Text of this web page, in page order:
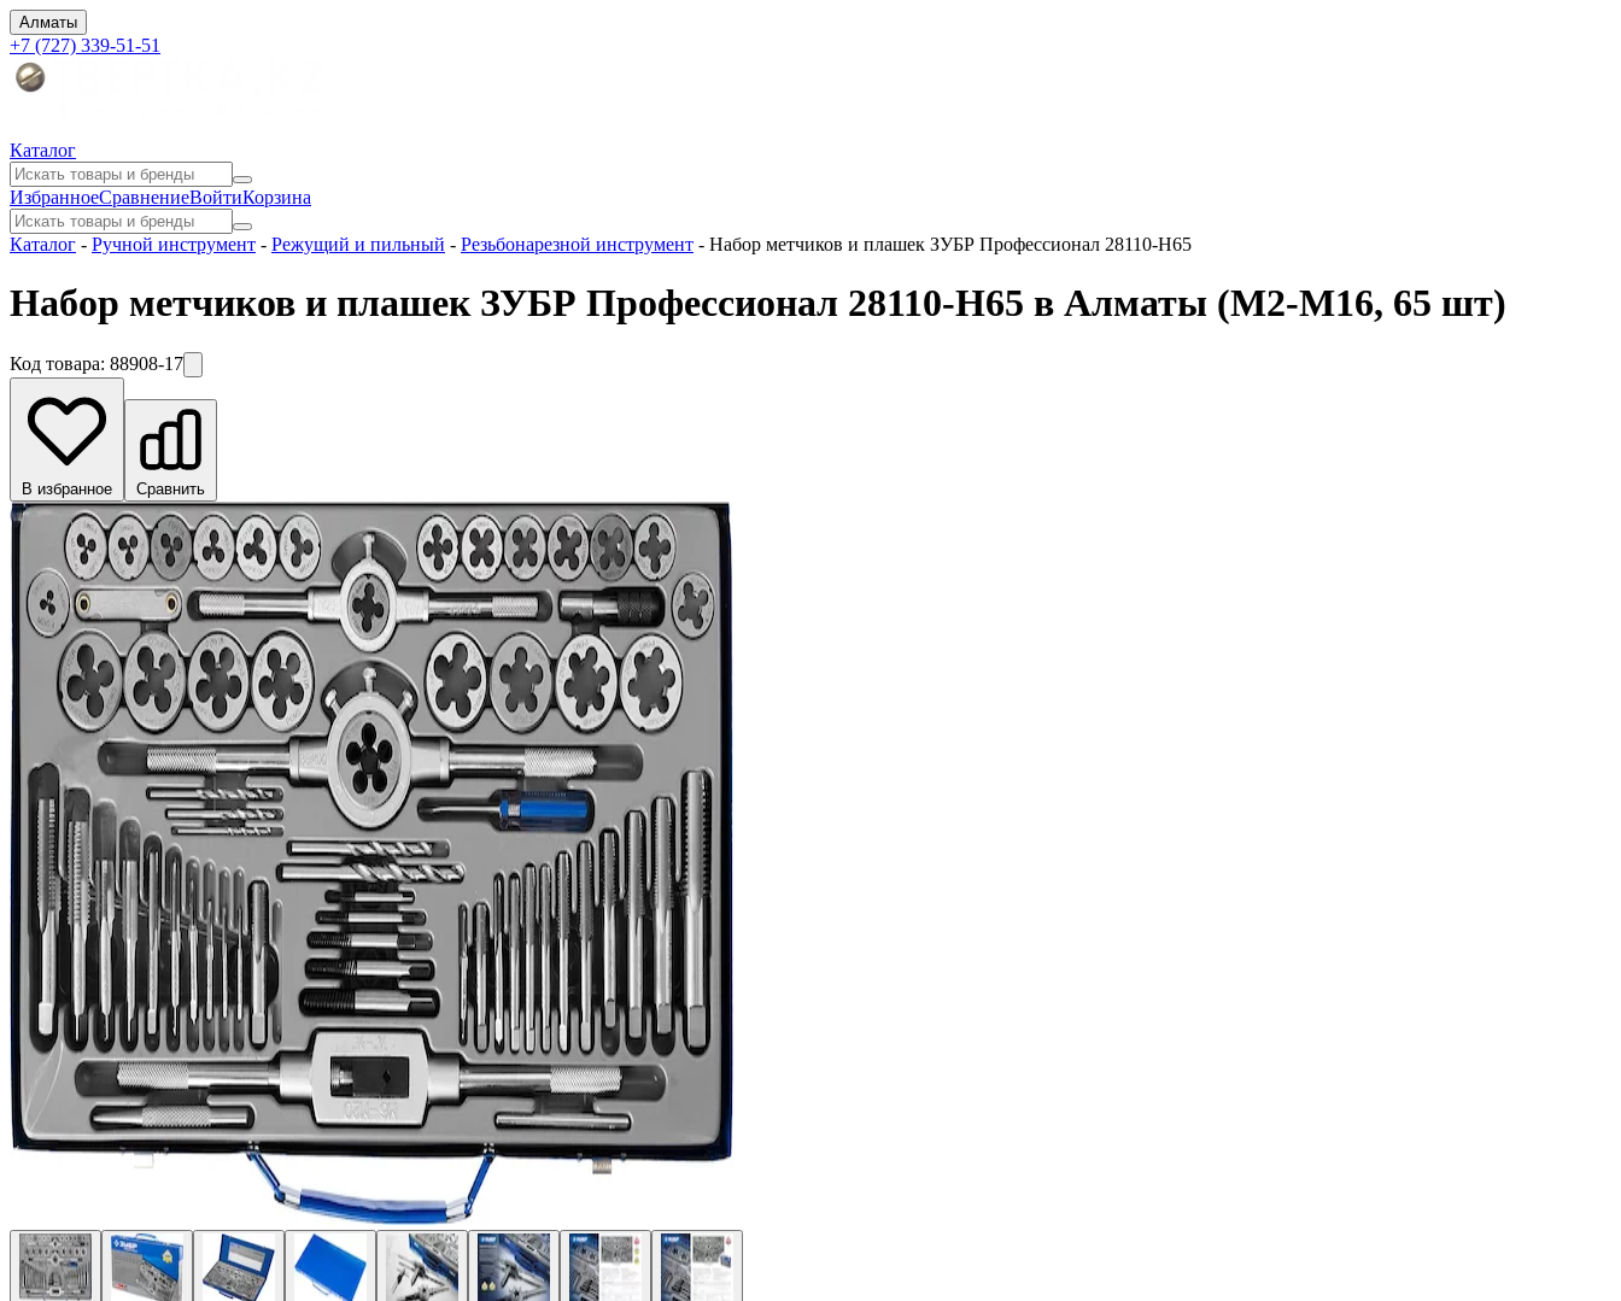
Алматы
+7 (727) 339-51-51
Каталог
ИзбранноеСравнениеВойтиКорзина
Каталог - Ручной инструмент - Режущий и пильный - Резьбонарезной инструмент - Набор метчиков и плашек ЗУБР Профессионал 28110-H65
Набор метчиков и плашек ЗУБР Профессионал 28110-H65 в Алматы (М2-М16, 65 шт)
Код товара: 88908-17
В избранное Сравнить